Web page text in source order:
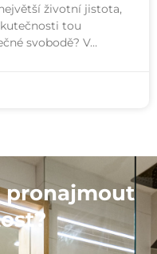
životní jistota,
tou
svobodě? V…
pronajmout